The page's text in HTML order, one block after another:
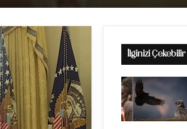
İlginizi Çekebilir